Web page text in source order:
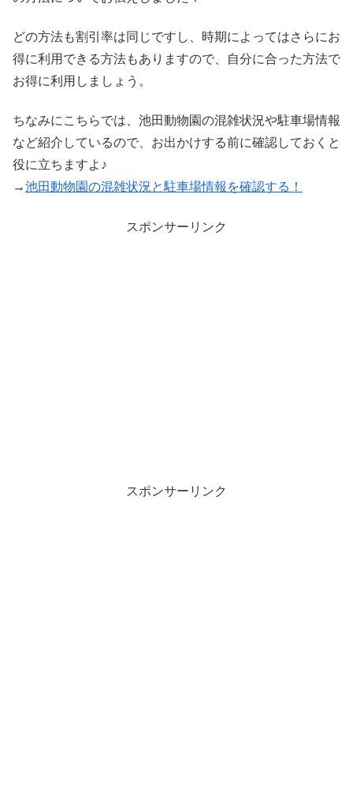
どの方法も割引率は同じですし、時期によってはさらにお
得に利用できる方法もありますので、自分に合った方法で
お得に利用しましょう。
ちなみにこちらでは、池田動物園の混雑状況や駐車場情報
など紹介しているので、お出かけする前に確認しておくと
役に立ちますよ♪
→池田動物園の混雑状況と駐車場情報を確認する！
スポンサーリンク
スポンサーリンク